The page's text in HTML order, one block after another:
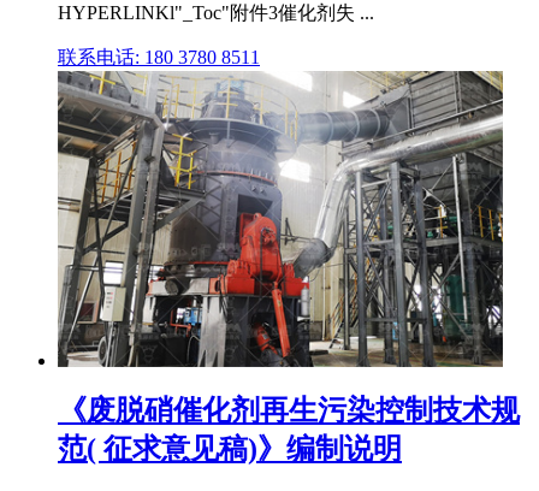
HYPERLINKl"_Toc"附件3催化剂失 ...
联系电话: 180 3780 8511
《废脱硝催化剂再生污染控制技术规
范( 征求意见稿)》编制说明